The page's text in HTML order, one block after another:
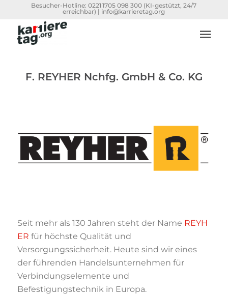
Besucher-Hotline:0221 1705 098 300 (KI-gestützt, 24/7
erreichbar) | info@karrieretag.org
F. REYHER Nchfg. GmbH & Co. KG
Seit mehr als 130 Jahren steht der Name REYH
ER für höchste Qualität und
Versorgungssicherheit. Heute sind wir eines
der führenden Handelsunternehmen für
Verbindungselemente und
Befestigungstechnik in Europa.